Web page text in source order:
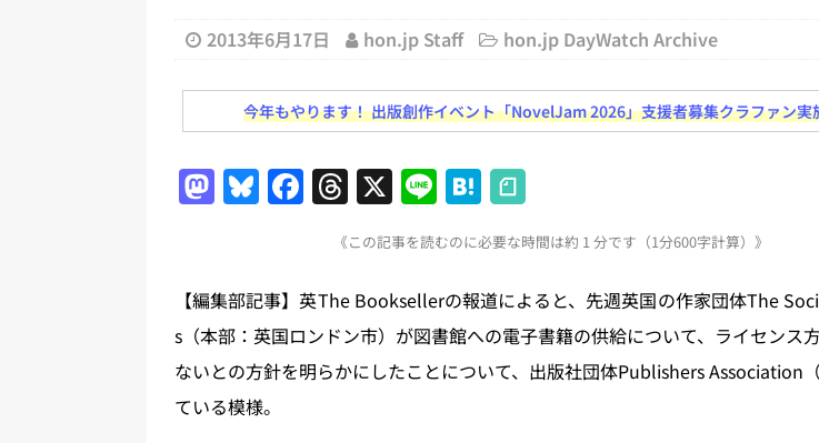
[ 2026年8月3日 ] 「講談社、著者向けポータルサイト提供開始」「EUが生成AIコンテ
とめ＆コラム
日刊出版ニュースまとめ
[ 2026年7月31日 ] HON.jp News Blogに拡張検索生成（RAG）で回答を返すチャッ
日刊出版ニュースまとめ 2026.07.31
日刊出版ニュースまとめ
[ 2026年7月30日 ] チャットボット（ベータ版）を公開しました
お知らせ
2013年6月17日 hon.jp Staff hon.jp DayWatch Archive
今年もやります！ 出版創作イベント「NovelJam 2026」支援者募集クラファン実
M
o
d
o
n
Bl
s
k
y
F
e
b
o
T
re
a
d
s
X Li
n
e
H
at
e
n
a
《この記事を読むのに必要な時間は約 1 分です（1分600字計算）》
【編集部記事】英The Booksellerの報道によると、先週英国の作家団体The
s（本部：英国ロンドン市）が図書館への電子書籍の供給について、ライセンス
ないとの方針を明らかにしたことについて、出版社団体Publishers Association
ている模様。